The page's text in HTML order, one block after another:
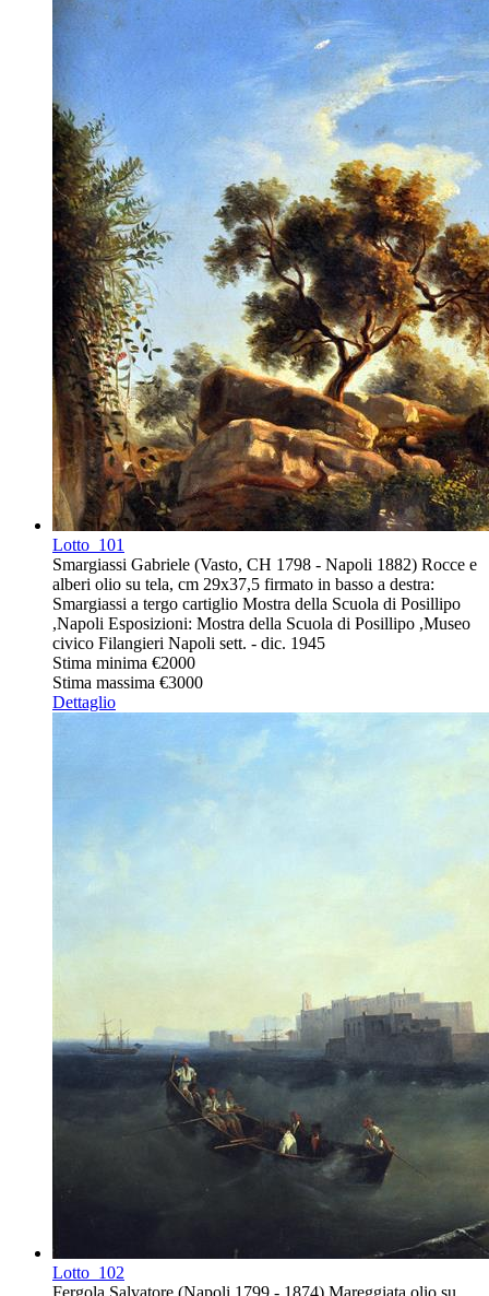
Lotto 101
Smargiassi Gabriele (Vasto, CH 1798 - Napoli 1882) Rocce e
alberi olio su tela, cm 29x37,5 firmato in basso a destra:
Smargiassi a tergo cartiglio Mostra della Scuola di Posillipo
,Napoli Esposizioni: Mostra della Scuola di Posillipo ,Museo
civico Filangieri Napoli sett. - dic. 1945
Stima minima €2000
Stima massima €3000
Dettaglio
Lotto 102
Fergola Salvatore (Napoli 1799 - 1874) Mareggiata olio su